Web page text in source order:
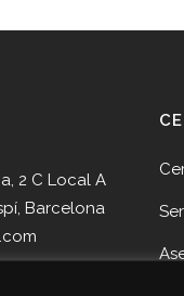
2 C Local A
Barcelona